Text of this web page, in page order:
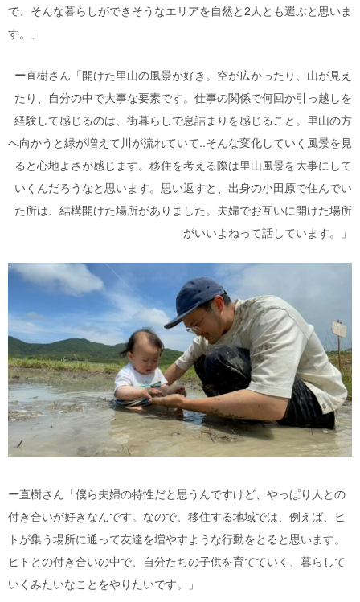
で、そんな暮らしができそうなエリアを自然と2人とも選ぶと思いま
す。」
ー直樹さん「開けた里山の風景が好き。空が広かったり、山が見え
たり、自分の中で大事な要素です。仕事の関係で何回か引っ越しを
経験して感じるのは、街暮らしで息詰まりを感じること。里山の方
へ向かうと緑が増えて川が流れていて..そんな変化していく風景を見
ると心地よさが感じます。移住を考える際は里山風景を大事にして
いくんだろうなと思います。思い返すと、出身の小田原で住んでい
た所は、結構開けた場所がありました。夫婦でお互いに開けた場所
がいいよねって話しています。」
ー直樹さん「僕ら夫婦の特性だと思うんですけど、やっぱり人との
付き合いが好きなんです。なので、移住する地域では、例えば、ヒ
トが集う場所に通って友達を増やすような行動をとると思います。
ヒトとの付き合いの中で、自分たちの子供を育てていく、暮らして
いくみたいなことをやりたいです。」